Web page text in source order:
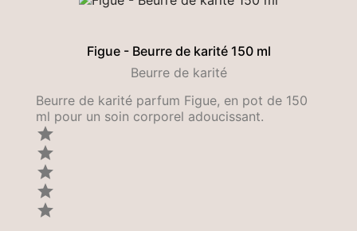
Figue - Beurre de karité 150 ml
Beurre de karité
Beurre de karité parfum Figue, en pot de 150
ml pour un soin corporel adoucissant.




